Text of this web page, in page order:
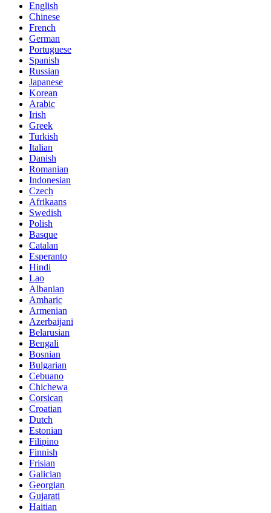
English
Chinese
French
German
Portuguese
Spanish
Russian
Japanese
Korean
Arabic
Irish
Greek
Turkish
Italian
Danish
Romanian
Indonesian
Czech
Afrikaans
Swedish
Polish
Basque
Catalan
Esperanto
Hindi
Lao
Albanian
Amharic
Armenian
Azerbaijani
Belarusian
Bengali
Bosnian
Bulgarian
Cebuano
Chichewa
Corsican
Croatian
Dutch
Estonian
Filipino
Finnish
Frisian
Galician
Georgian
Gujarati
Haitian